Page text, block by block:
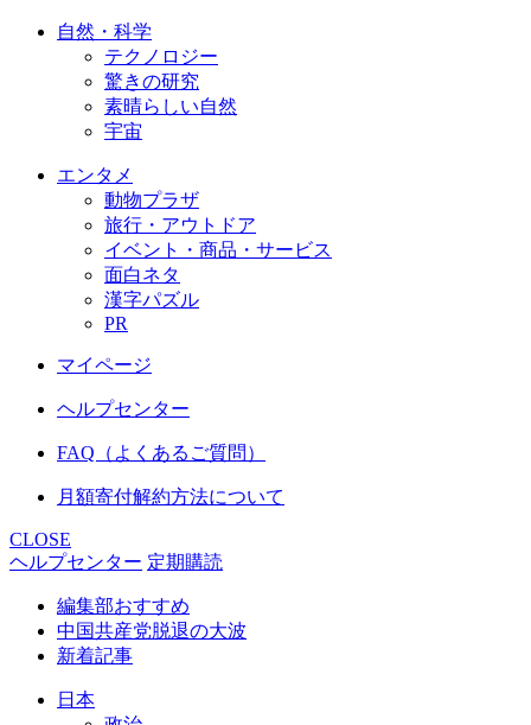
自然・科学
テクノロジー
驚きの研究
素晴らしい自然
宇宙
エンタメ
動物プラザ
旅行・アウトドア
イベント・商品・サービス
面白ネタ
漢字パズル
PR
マイページ
ヘルプセンター
FAQ（よくあるご質問）
月額寄付解約方法について
CLOSE
ヘルプセンター 定期購読
編集部おすすめ
中国共産党脱退の大波
新着記事
日本